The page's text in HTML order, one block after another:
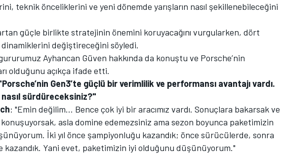
teknik önceliklerini ve yeni dönemde yarışların nasıl şekillenebileceğini
güçle birlikte stratejinin önemini koruyacağını vurgularken, dört
dinamiklerini değiştireceğini söyledi.
Ayhancan Güven hakkında da konuştu ve Porsche’nin
olduğunu açıkça ifade etti.
Gen3’te güçlü bir verimlilik ve performansı avantajı vardı.
nasıl sürdüreceksiniz?"
: "Emin değilim... Bence çok iyi bir aracımız vardı. Sonuçlara bakarsak ve
konuşuyorsak, asla domine edemezsiniz ama sezon boyunca paketimizin
İki yıl önce şampiyonluğu kazandık; önce sürücülerde, sonra
kazandık. Yani evet, paketimizin iyi olduğunu düşünüyorum."